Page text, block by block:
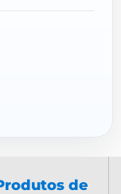
de